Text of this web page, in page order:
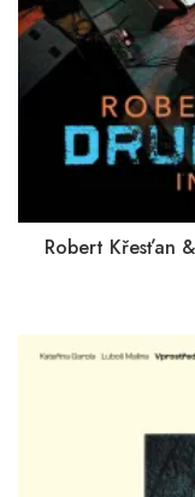
Robert Křesťan